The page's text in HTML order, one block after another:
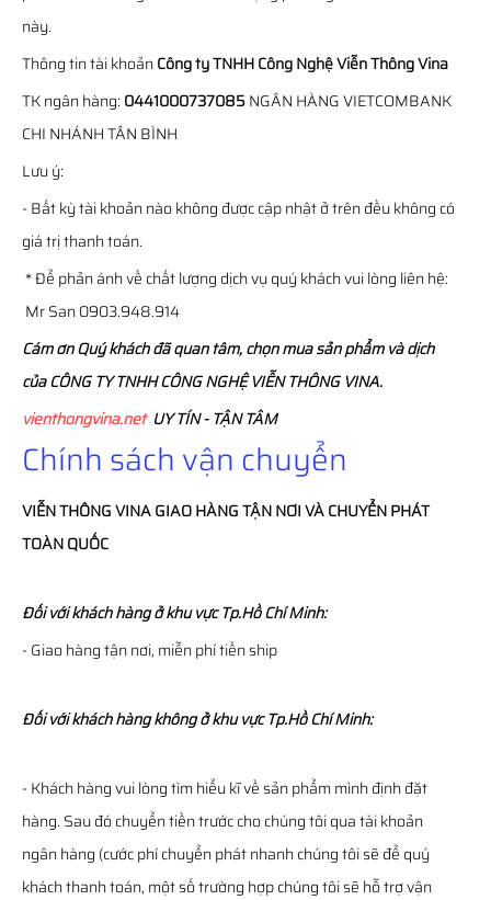
này.
Thông tin tài khoảnCông ty TNHH Công Nghệ Viễn Thông Vina
TK ngân hàng: 0441000737085NGÂN HÀNG VIETCOMBANK
CHI NHÁNH TÂN BÌNH
Lưu ý:
- Bất kỳ tài khoản nào không được cập nhật ở trên đều không có
giá trị thanh toán.
* Để phản ánh về chất lượng dịch vụ quý khách vui lòng liên hệ:
Mr San 0903.948.914
Cám ơn Quý khách đã quan tâm, chọn mua sản phẩm và dịch
của CÔNG TY TNHH CÔNG NGHỆ VIỄN THÔNG VINA.
vienthongvina.netUY TÍN - TẬN TÂM
Chính sách vận chuyển
VIỄN THÔNGVINAGIAO HÀNG TẬN NƠI VÀ CHUYỂN PHÁT
TOÀN QUỐC
Đối với khách hàng ở khu vực Tp.Hồ Chí Minh:
- Giao hàng tận nơi, miễn phí tiền ship
Đối với khách hàng không ở khu vực Tp.Hồ Chí Minh:
- Khách hàng vui lòng tìm hiểu kĩ về sản phẩm mình định đặt
hàng. Sau đó chuyển tiền trước cho chúng tôi qua tài khoản
ngân hàng (cước phí chuyển phát nhanh chúng tôi sẽ để quý
khách thanh toán, một số trường hợp chúng tôi sẽ hỗ trợ vận